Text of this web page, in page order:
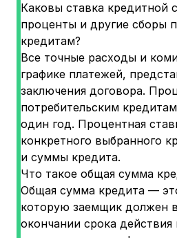
Каковы ставка кредитной
проценты и другие сборы
кредитам?
Все точные расходы и
графике платежей,
заключения договора.
потребительским
один год. Процентная
конкретного выбранного
и суммы кредита.
Что такое общая сумма
Общая сумма кредита —
которую заемщик должен
окончании срока действия